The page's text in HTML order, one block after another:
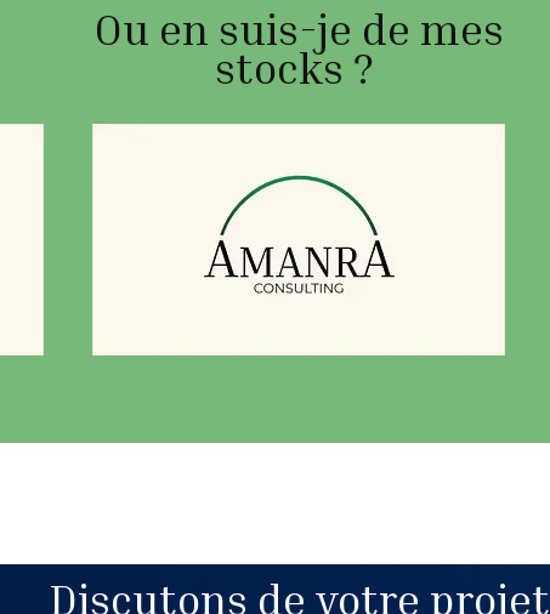
Ou en suis-je de mes
stocks ?
Discutons de votre projet